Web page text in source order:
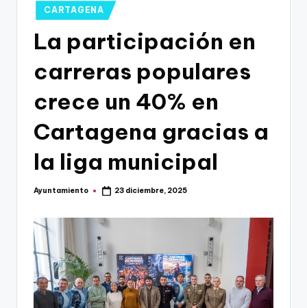
Publicado
en
CARTAGENA
La participación en
carreras populares
crece un 40% en
Cartagena gracias a
la liga municipal
Publicado
Ayuntamiento 23 diciembre, 2025